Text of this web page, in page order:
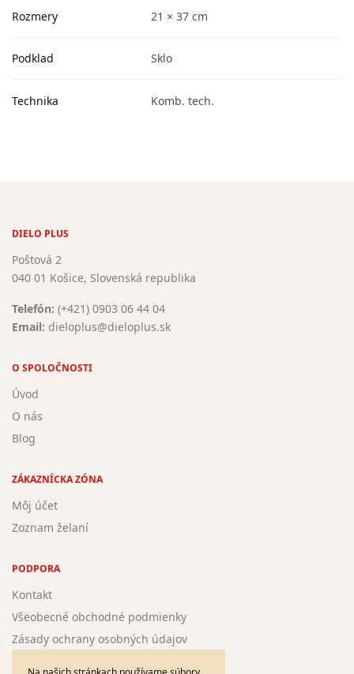
Rozmery 21 × 37 cm
Podklad Sklo
Technika Komb. tech.
DIELO PLUS
Poštová 2
040 01 Košice, Slovenská republika
Telefón: (+421) 0903 06 44 04
Email: dieloplus@dieloplus.sk
O SPOLOČNOSTI
Úvod
O nás
Blog
ZÁKAZNÍCKA ZÓNA
Môj účet
Zoznam želaní
PODPORA
Kontakt
Všeobecné obchodné podmienky
Zásady ochrany osobných údajov